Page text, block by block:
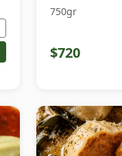
750gr
$720